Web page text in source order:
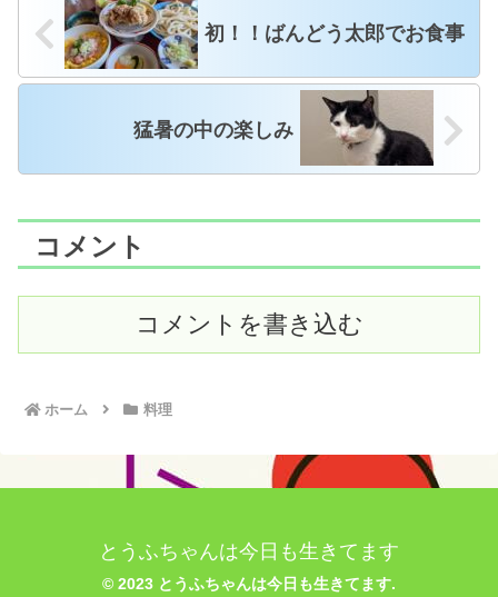
初！！ばんどう太郎でお食事
猛暑の中の楽しみ
コメント
コメントを書き込む
ホーム 料理
とうふちゃんは今日も生きてます
© 2023 とうふちゃんは今日も生きてます.